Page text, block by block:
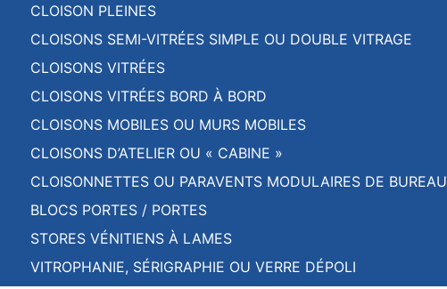
CLOISON PLEINES
CLOISONS SEMI-VITRÉES SIMPLE OU DOUBLE VITRAGE
CLOISONS VITRÉES
CLOISONS VITRÉES BORD À BORD
CLOISONS MOBILES OU MURS MOBILES
CLOISONS D’ATELIER OU « CABINE »
CLOISONNETTES OU PARAVENTS MODULAIRES DE BUREAU
BLOCS PORTES / PORTES
STORES VÉNITIENS À LAMES
VITROPHANIE, SÉRIGRAPHIE OU VERRE DÉPOLI